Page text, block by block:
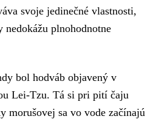
svoje jedinečné vlastnosti,
plnohodnotne
bol hodváb objavený v
Lei-Tzu. Tá si pri pití čaju
morušovej sa vo vode začínajú